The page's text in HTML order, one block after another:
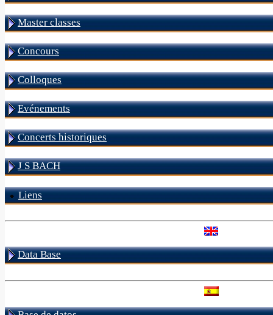
Master classes
Concours
Colloques
Evénements
Concerts historiques
J S BACH
Liens
Data Base